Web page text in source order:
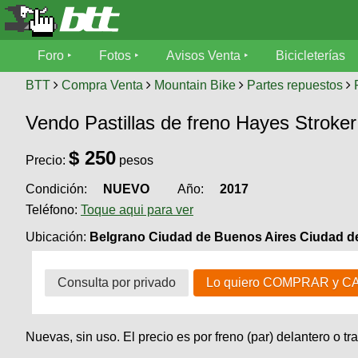
Foro
Foro
Mecánica
Fotos
tu
foto
Galeria
XC
Descenso
Dirt
Avisos
SUBÍ
tu
aviso
Buscar
Ultimos
Bicicleterías
Bicicletas
Bicicletas
Tandem
Freerider
Videos
Foro Fotos Avisos Venta Bicicleterías
BTT Compra Venta Mountain Bike Partes repuestos
Vendo Pastillas de freno Hayes
Precio: $ 250 pesos
Condición: NUEVO Año:
2017
Teléfono: Toque aqui para ver
Ubicación: Belgrano Ciudad de Buenos Aires Ciudad
Consulta por privado Lo quiero COMPRAR y
Nuevas, sin uso. El precio es por freno (par) delantero o